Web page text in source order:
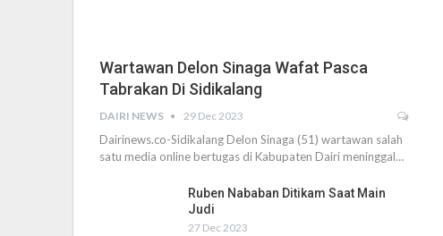
Wartawan Delon Sinaga Wafat Pasca
Tabrakan Di Sidikalang
DAIRI NEWS 29 Dec 2023
Dairinews.co-Sidikalang Delon Sinaga (51) wartawan salah
satu media online bertugas di Kabupaten Dairi meninggal…
Ruben Nababan Ditikam Saat Main
Judi
27 Dec 2023